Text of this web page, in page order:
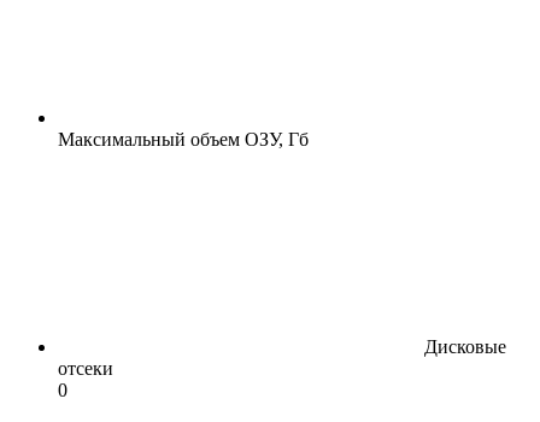
Максимальный объем ОЗУ, Гб
Дисковые
отсеки
0